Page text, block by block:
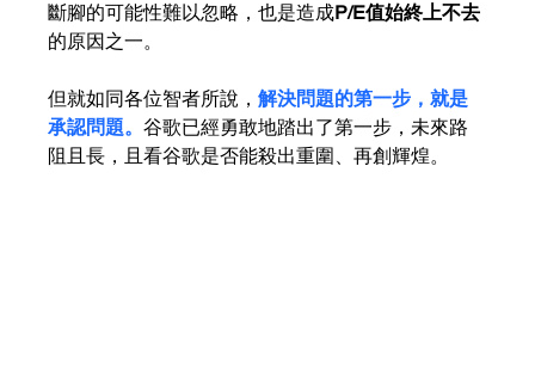
斷腳的可能性難以忽略，也是造成P/E值始終上不去
的原因之一。
但就如同各位智者所說，解決問題的第一步，就是
承認問題。谷歌已經勇敢地踏出了第一步，未來路
阻且長，且看谷歌是否能殺出重圍、再創輝煌。